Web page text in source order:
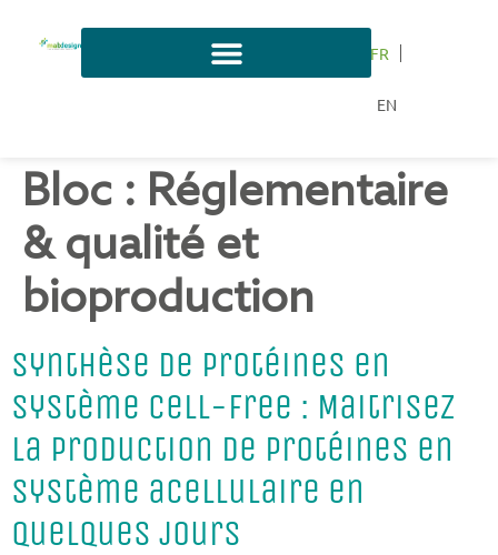
FR
EN
Bloc : Réglementaire
& qualité et
bioproduction
Synthèse de protéines en
système Cell-Free : Maitrisez
la production de protéines en
système acellulaire en
quelques jours